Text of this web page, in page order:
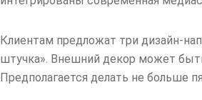
Клиентам предложат три дизайн-
штучка». Внешний декор может
Предполагается делать не больше